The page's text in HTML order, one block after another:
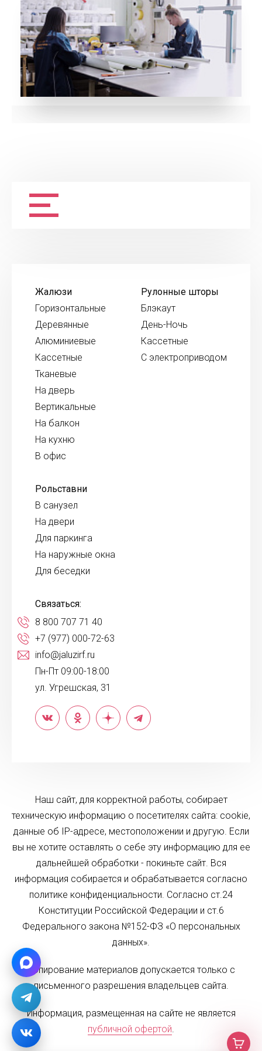
Жалюзи
Горизонтальные
Деревянные
Алюминиевые
Кассетные
Тканевые
На дверь
Вертикальные
На балкон
На кухню
В офис
Рулонные шторы
Блэкаут
День-Ночь
Кассетные
С электроприводом
Рольставни
В санузел
На двери
Для паркинга
На наружные окна
Для беседки
Связаться:
8 800 707 71 40
+7 (977) 000-72-63
info@jaluzirf.ru
Пн-Пт 09:00-18:00
ул. Угрешская, 31
Наш сайт, для корректной работы, собирает
техническую информацию о посетителях сайта: cookie,
данные об IP-адресе, местоположении и другую. Если
вы не хотите оставлять о себе эту информацию для ее
дальнейшей обработки - покиньте сайт. Вся
информация собирается и обрабатывается согласно
политике конфиденциальности. Согласно ст.24
Конституции Российской Федерации и ст.6
Федерального закона №152-ФЗ «О персональных
данных».
Копирование материалов допускается только с
письменного разрешения владельцев сайта.
Информация, размещенная на сайте не является
публичной офертой.